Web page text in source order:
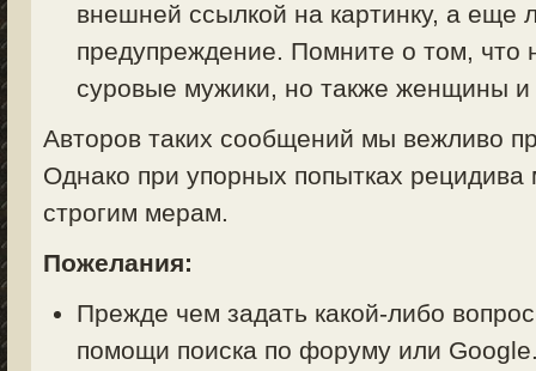
внешней ссылкой на картинку, а еще
предупреждение. Помните о том, что
суровые мужики, но также женщины и
Авторов таких сообщений мы вежливо
Однако при упорных попытках
строгим мерам.
Пожелания:
Прежде чем задать какой-либо
помощи поиска по форуму или